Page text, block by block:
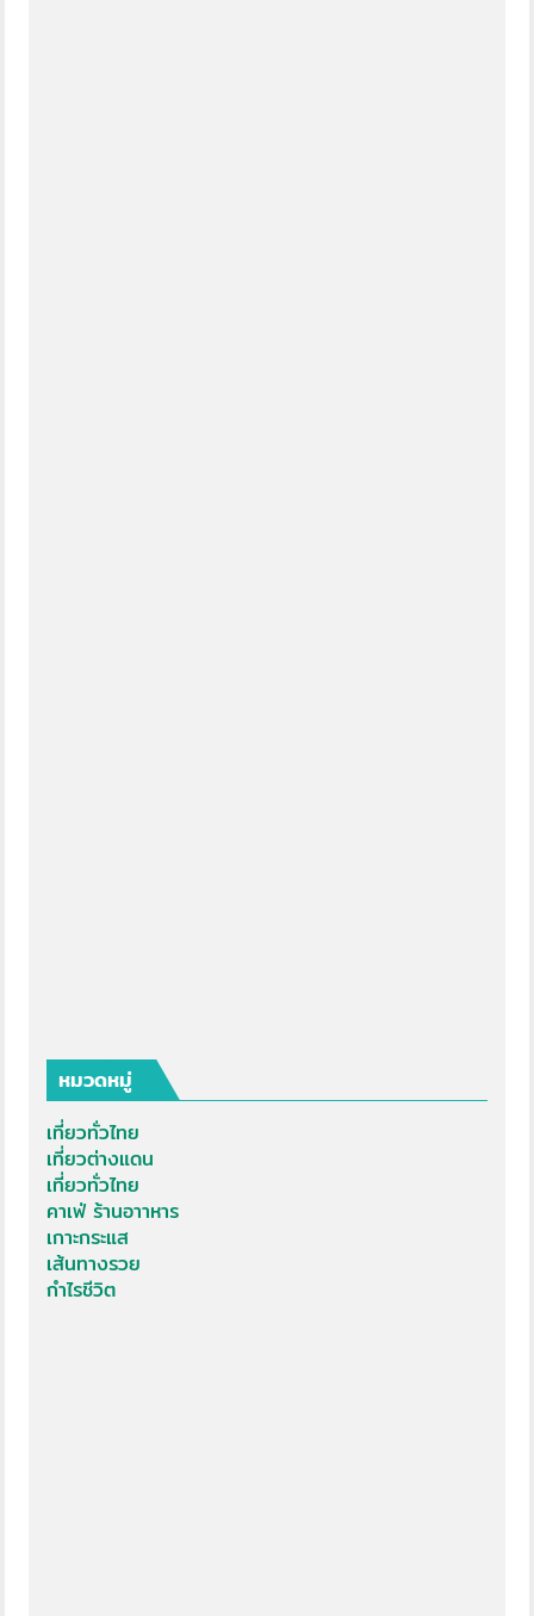
หมวดหมู่
เที่ยวทั่วไทย
เที่ยวต่างแดน
เที่ยวทั่วไทย
คาเฟ่ ร้านอาาหาร
เกาะกระแส
เส้นทางรวย
กำไรชีวิต